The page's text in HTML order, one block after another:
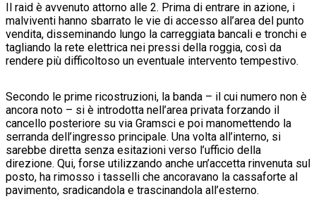
Il raid è avvenuto attorno alle 2. Prima di entrare in azione, i
malviventi hanno sbarrato le vie di accesso all’area del punto
vendita, disseminando lungo la carreggiata bancali e tronchi e
tagliando la rete elettrica nei pressi della roggia, così da
rendere più difficoltoso un eventuale intervento tempestivo.
Secondo le prime ricostruzioni, la banda – il cui numero non è
ancora noto – si è introdotta nell’area privata forzando il
cancello posteriore su via Gramsci e poi manomettendo la
serranda dell’ingresso principale. Una volta all’interno, si
sarebbe diretta senza esitazioni verso l’ufficio della
direzione. Qui, forse utilizzando anche un’accetta rinvenuta sul
posto, ha rimosso i tasselli che ancoravano la cassaforte al
pavimento, sradicandola e trascinandola all’esterno.